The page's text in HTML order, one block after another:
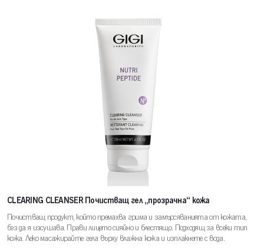
CLEARING CLEANSER Почистващ гел „прозрачна“ кожа
Почистващ продукт, който премахва грима и замърсяванията от кожата,
без да я изсушава. Прави лицето сияйно и блестящо. Подходящ за всеки тип
кожа. Леко масажирайте гела върху влажна кожа и изплакнете с вода.